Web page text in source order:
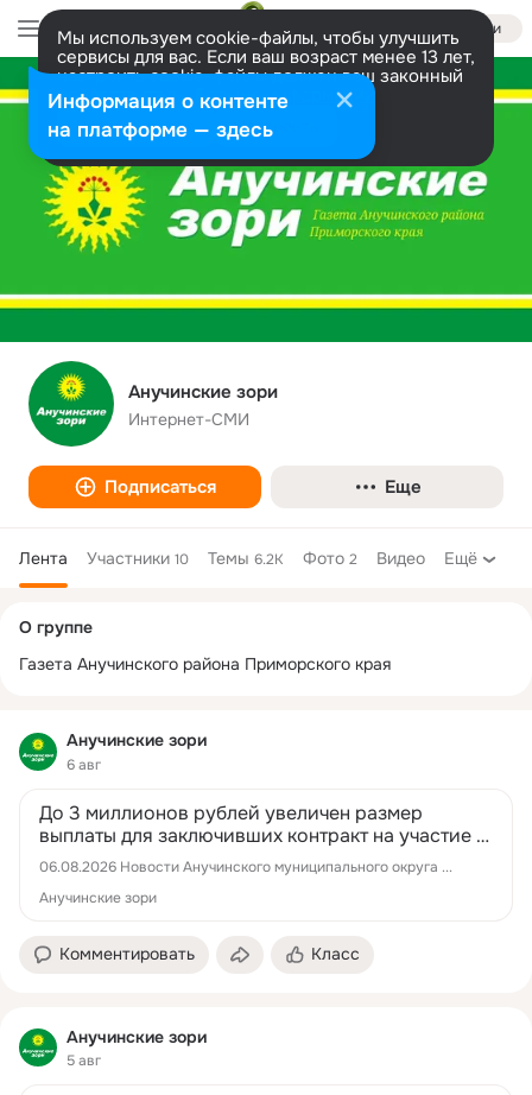
Войти
Мы используем cookie-файлы, чтобы улучшить
сервисы для вас. Если ваш возраст менее 13 лет,
настроить cookie-файлы должен ваш законный
представитель. Больше информации
Разрешить все Настроить
Анучинские зори
Интернет-СМИ
Подписаться Еще
Лента Участники 10 Темы 6.2K Фото 2 Видео Ещё
Анучинские зори
6 авг
До 3 миллионов рублей увеличен размер
выплаты для заключивших контракт на участие в
СВО в Приморье
06.08.2026 Новости Анучинского муниципального округа ...
Анучинские зори
Комментировать Класс
Анучинские зори
5 авг
колонка
О группе
Газета Анучинского района Приморского края
Информация о контенте
на платформе — здесь